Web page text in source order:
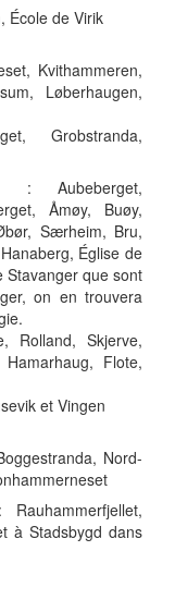
École de Virik
Kvithammeren,
Løberhaugen,
Grobstranda,
Aubeberget,
Åmøy, Buøy,
Særheim, Bru,
Église de
Stavanger que sont
on en trouvera
Rolland, Skjerve,
Flote,
et Vingen
Nord-
à Stadsbygd dans